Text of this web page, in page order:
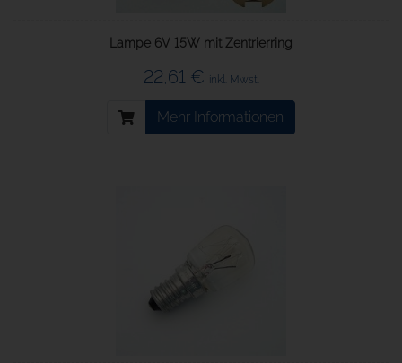
Lampe 6V 15W mit Zentrierring
22,61 € inkl. Mwst.
Mehr Informationen